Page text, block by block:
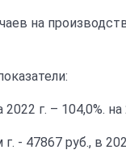
на
г. – 104,0%. на
- 47867 руб., в